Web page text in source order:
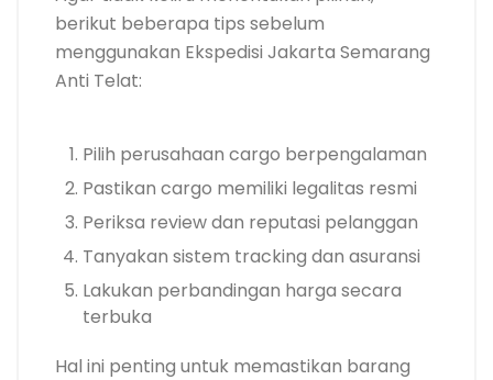
berikut beberapa tips sebelum
menggunakan Ekspedisi Jakarta Semarang
Anti Telat:
Pilih perusahaan cargo berpengalaman
Pastikan cargo memiliki legalitas resmi
Periksa review dan reputasi pelanggan
Tanyakan sistem tracking dan asuransi
Lakukan perbandingan harga secara
terbuka
Hal ini penting untuk memastikan barang